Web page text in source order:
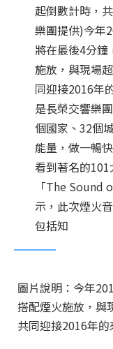
起倒數計時，
樂團提供)今年
將在最後4分鐘
施放，與現場
同迎接2016年
是長榮交響樂
個國家、32個
能量，做一暢
看到著名的
「The Sound
示，此次煙火
包括知
圖片說明：今年
搭配煙火施放，與
共同迎接2016年